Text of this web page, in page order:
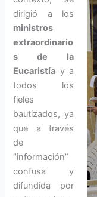
dirigió a los
ministros
extraordinario
s de la
Eucaristía y a
todos los
fieles
bautizados, ya
que a través
de
“información”
confusa y
difundida por